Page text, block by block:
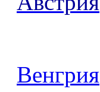
Венгрия